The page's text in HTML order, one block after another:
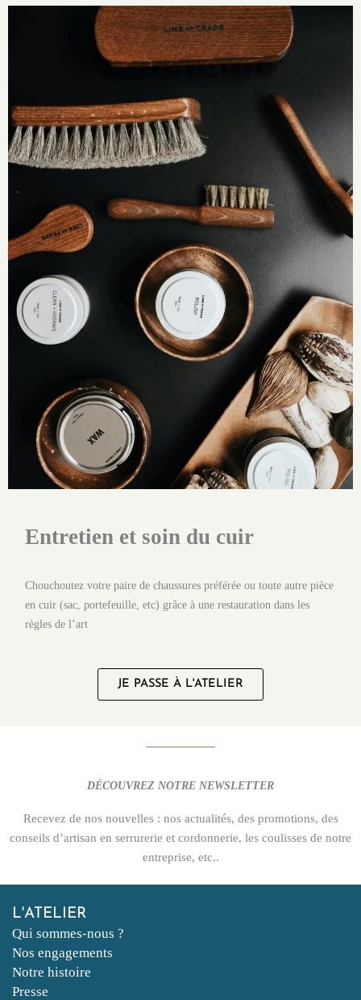
Entretien et soin du cuir
Chouchoutez votre paire de chaussures préférée ou toute autre pièce
en cuir (sac, portefeuille, etc) grâce à une restauration dans les
règles de l’art
JE PASSE À L'ATELIER
DÉCOUVREZ NOTRE NEWSLETTER
Recevez de nos nouvelles : nos actualités, des promotions, des
conseils d’artisan en serrurerie et cordonnerie, les coulisses de notre
entreprise, etc..
L'ATELIER
Qui sommes-nous ?
Nos engagements
Notre histoire
Presse